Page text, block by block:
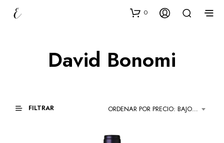
0
David Bonomi
FILTRAR ORDENAR POR PRECIO: BAJO A ALTO